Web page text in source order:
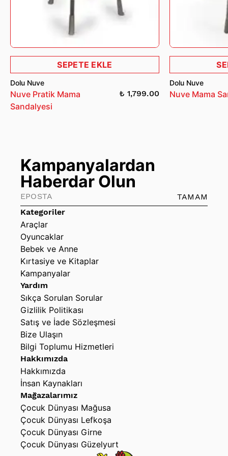
(25km) ) bulunmaktadır.
Cruise Kontrol (Hız Sabitleyici) mevcuttur. İstediğiniz hıza
sabitleyip keyifli bir sürüş yaşayabilirsiniz. (App
Kullanılmadığı takdirde ayda en az 1 kere şarj edilmelidir.
SEPETE EKLE
Dolu Nuve
Nuve Pratik Mama
Sandalyesi
₺ 1,799.00
Dolu Nuve
Nuve Mama
Kategoriler
Araçlar
Oyuncaklar
Bebek ve Anne
Kırtasiye ve Kitaplar
Kampanyalar
Yardım
Sıkça Sorulan Sorular
Gizlilik Politikası
Satış ve İade Sözleşmesi
Bize Ulaşın
Bilgi Toplumu Hizmetleri
Hakkımızda
Hakkımızda
İnsan Kaynakları
Mağazalarımız
Çocuk Dünyası Mağusa
Çocuk Dünyası Lefkoşa
Çocuk Dünyası Girne
Çocuk Dünyası Güzelyurt
Kampanyalardan
Haberdar Olun
TAMAM